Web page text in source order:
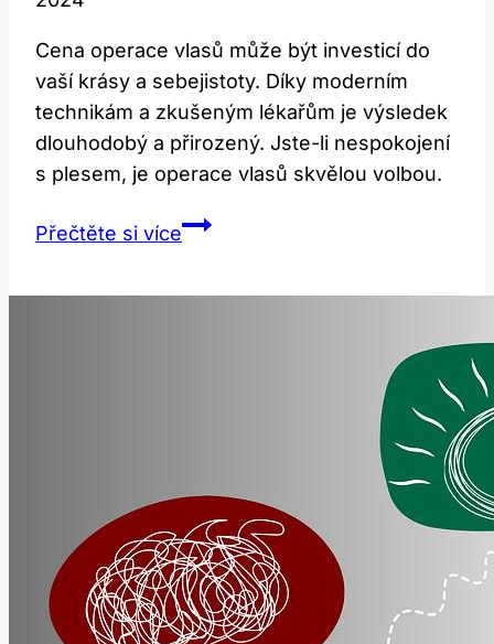
Cena operace vlasů může být investicí do
vaší krásy a sebejistoty. Díky moderním
technikám a zkušeným lékařům je výsledek
dlouhodobý a přirozený. Jste-li nespokojení
s plesem, je operace vlasů skvělou volbou.
Přečtěte si víceCena